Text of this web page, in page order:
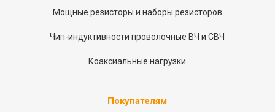
Мощные резисторы и наборы резисторов
Чип-индуктивности проволочные ВЧ и СВЧ
Коаксиальные нагрузки
Покупателям